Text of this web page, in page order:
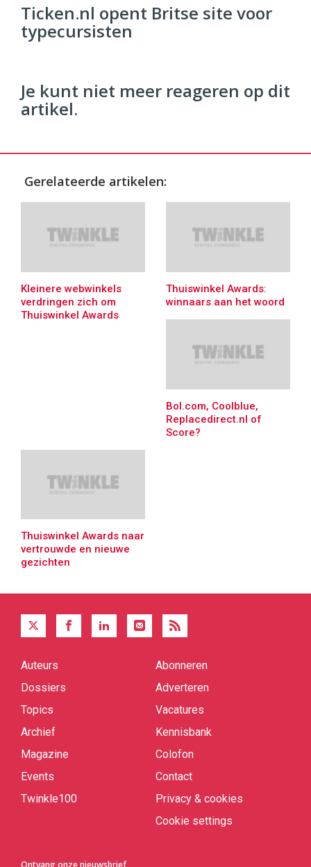
Commerce
https://twinklemagazine.nl
9654
Ticken.nl opent Britse site voor
typecursisten
Je kunt niet meer reageren op dit
artikel.
Gerelateerde artikelen:
Kleinere webwinkels
verdringen zich om
Thuiswinkel Awards
Thuiswinkel Awards:
winnaars aan het woord
Bol.com, Coolblue,
Replacedirect.nl of
Score?
Thuiswinkel Awards naar
vertrouwde en nieuwe
gezichten
Quick
Auteurs
Dossiers
Topics
Archief
Magazine
Events
Twinkle100
Abonneren
Adverteren
Vacatures
Kennisbank
Colofon
Contact
Privacy & cookies
Cookie settings